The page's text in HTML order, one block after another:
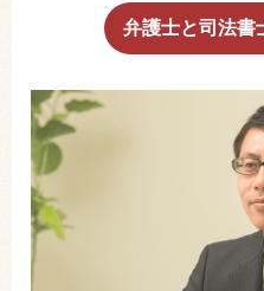
弁護士と司法書